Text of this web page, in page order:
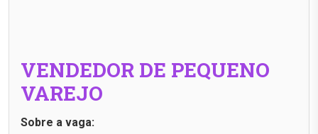
VENDEDOR DE PEQUENO
VAREJO
Sobre a vaga: